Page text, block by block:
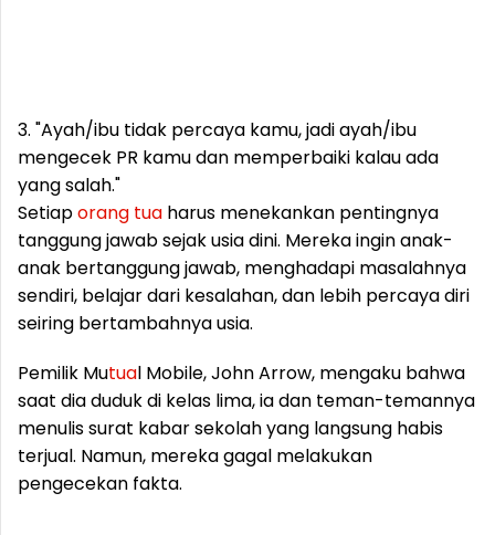
3. "Ayah/ibu tidak percaya kamu, jadi ayah/ibu
mengecek PR kamu dan memperbaiki kalau ada
yang salah."
Setiaporang tua harus menekankan pentingnya
tanggung jawab sejak usia dini. Mereka ingin anak-
anak bertanggung jawab, menghadapi masalahnya
sendiri, belajar dari kesalahan, dan lebih percaya diri
seiring bertambahnya usia.
Pemilik Mutual Mobile, John Arrow, mengaku bahwa
saat dia duduk di kelas lima, ia dan teman-temannya
menulis surat kabar sekolah yang langsung habis
terjual. Namun, mereka gagal melakukan
pengecekan fakta.